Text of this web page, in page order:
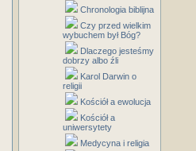
Chronologia biblijna
Czy przed wielkim
wybuchem był Bóg?
Dlaczego jesteśmy
dobrzy albo źli
Karol Darwin o
religii
Kościół a ewolucja
Kościół a
uniwersytety
Medycyna i religia